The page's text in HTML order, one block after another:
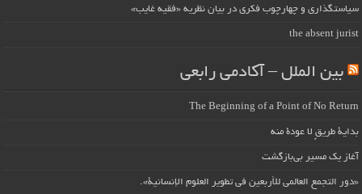
سیاستگذاری و چهارچوب فکری در بیان نظریه «فقیه غایب»
the absent jurist
بین الملل – آکادمی رابعی
The Beginning of a Point of No Return
بداية طريقٍ لا عودة منه
آغاز یک مسیر بی‌بازگشت
«دور التجمع العالمي للأربعين في تطوير العلوم الإنسانية».